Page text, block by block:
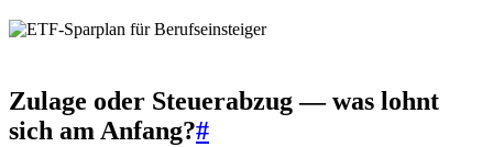
Zulage oder Steuerabzug — was lohnt
sich am Anfang?#